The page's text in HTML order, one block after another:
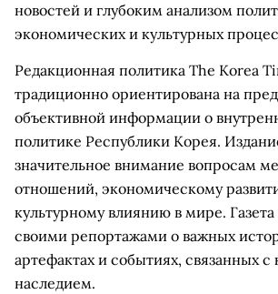
новостей и глубоким анализом
экономических и культурных
Редакционная политика The Korea
традиционно ориентирована на
объективной информации о
политике Республики Корея.
значительное внимание вопросам
отношений, экономическому
культурному влиянию в мире. Газета
своими репортажами о важных
артефактах и событиях, связанных
наследием.